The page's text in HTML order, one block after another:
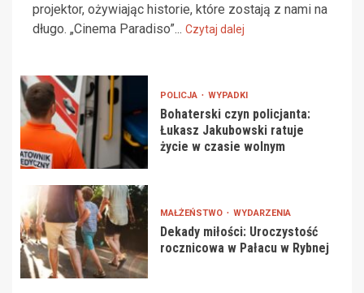
projektor, ożywiając historie, które zostają z nami na
długo. „Cinema Paradiso”... Czytaj dalej
POLICJA WYPADKI
Bohaterski czyn policjanta:
Łukasz Jakubowski ratuje
życie w czasie wolnym
MAŁŻEŃSTWO WYDARZENIA
Dekady miłości: Uroczystość
rocznicowa w Pałacu w Rybnej